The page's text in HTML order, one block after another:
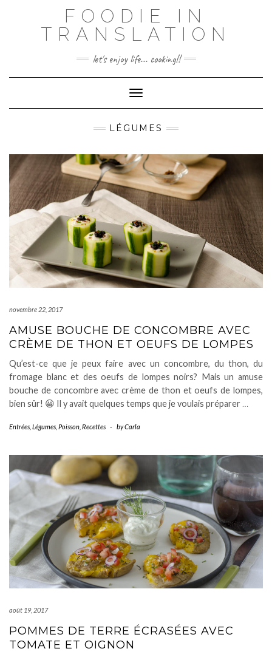
FOODIE IN
TRANSLATION
let's enjoy life... cooking!!
Toggle Navigation
LÉGUMES
novembre 22, 2017
AMUSE BOUCHE DE CONCOMBRE AVEC
CRÈME DE THON ET OEUFS DE LOMPES
Qu’est-ce que je peux faire avec un concombre, du thon, du
fromage blanc et des oeufs de lompes noirs? Mais un amuse
bouche de concombre avec crème de thon et oeufs de lompes,
bien sûr! 😀 Il y avait quelques temps que je voulais préparer …
Entrées Légumes Poisson Recettes - byCarla
août 19, 2017
POMMES DE TERRE ÉCRASÉES AVEC
TOMATE ET OIGNON